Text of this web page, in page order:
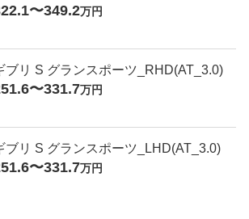
〜349.2万円
ブリ S グランスポーツ_RHD(AT_3.0)
〜331.7万円
ブリ S グランスポーツ_LHD(AT_3.0)
〜331.7万円